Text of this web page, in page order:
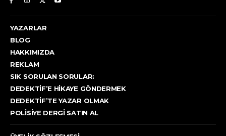
YAZARLAR
BLOG
HAKKIMIZDA
REKLAM
SIK SORULAN SORULAR:
DEDEKTIF’E HIKAYE GÖNDERMEK
DEDEKTIF’TE YAZAR OLMAK
POLISIYE DERGI SATIN AL